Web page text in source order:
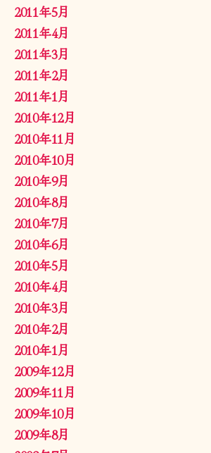
2011年5月
2011年4月
2011年3月
2011年2月
2011年1月
2010年12月
2010年11月
2010年10月
2010年9月
2010年8月
2010年7月
2010年6月
2010年5月
2010年4月
2010年3月
2010年2月
2010年1月
2009年12月
2009年11月
2009年10月
2009年8月